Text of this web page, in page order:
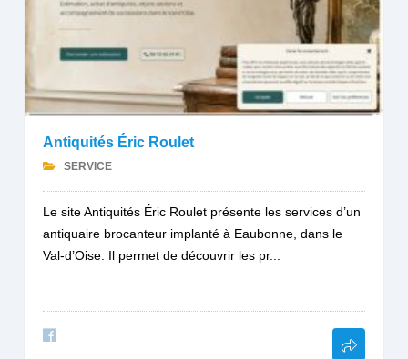
Antiquités Éric Roulet
SERVICE
Le site Antiquités Éric Roulet présente les services d’un
antiquaire brocanteur implanté à Eaubonne, dans le
Val-d’Oise. Il permet de découvrir les pr...